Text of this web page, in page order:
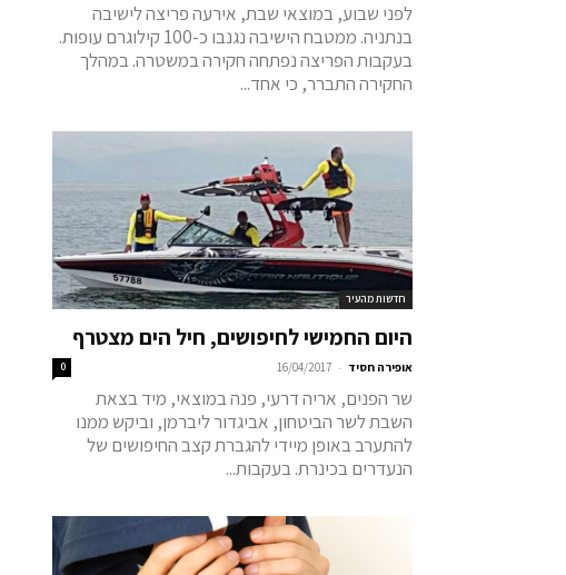
לפני שבוע, במוצאי שבת, אירעה פריצה לישיבה
בנתניה. ממטבח הישיבה נגנבו כ-100 קילוגרם עופות.
בעקבות הפריצה נפתחה חקירה במשטרה. במהלך
החקירה התברר, כי אחד...
חדשות מהעיר
היום החמישי לחיפושים, חיל הים מצטרף
אופירה חסיד -
16/04/2017
0
שר הפנים, אריה דרעי, פנה במוצאי, מיד בצאת
השבת לשר הביטחון, אביגדור ליברמן, וביקש ממנו
להתערב באופן מיידי להגברת קצב החיפושים של
הנעדרים בכינרת. בעקבות...